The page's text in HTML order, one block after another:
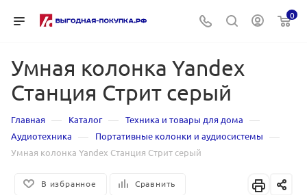
0
Умная колонка Yandex
Станция Стрит серый
Главная — Каталог — Техника и товары для дома —
Аудиотехника — Портативные колонки и аудиосистемы —
Умная колонка Yandex Станция Стрит серый
В избранное Сравнить